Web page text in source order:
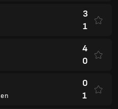
3
1
4
0
0
1